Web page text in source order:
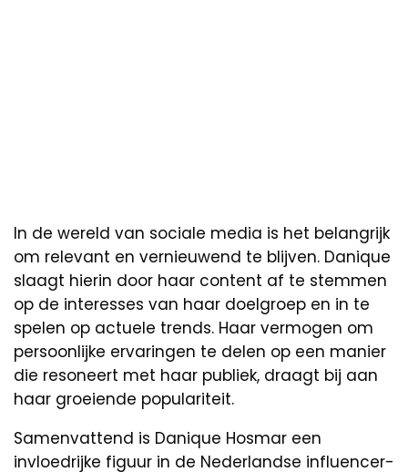
In de wereld van sociale media is het belangrijk
om relevant en vernieuwend te blijven. Danique
slaagt hierin door haar content af te stemmen
op de interesses van haar doelgroep en in te
spelen op actuele trends. Haar vermogen om
persoonlijke ervaringen te delen op een manier
die resoneert met haar publiek, draagt bij aan
haar groeiende populariteit.
Samenvattend is Danique Hosmar een
invloedrijke figuur in de Nederlandse influencer-